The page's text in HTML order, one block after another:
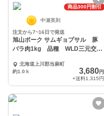
商品300円割引
中瀬英則
注文から7~16日で発送
旭山ポーク サムギョプサル 豚
バラ肉1kg 品種 WLD三元交配
北海道上川郡当麻町
約1.0ｋ
3,680円
+送料1,315円